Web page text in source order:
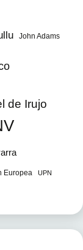
John Adams
de Irujo
Europea UPN